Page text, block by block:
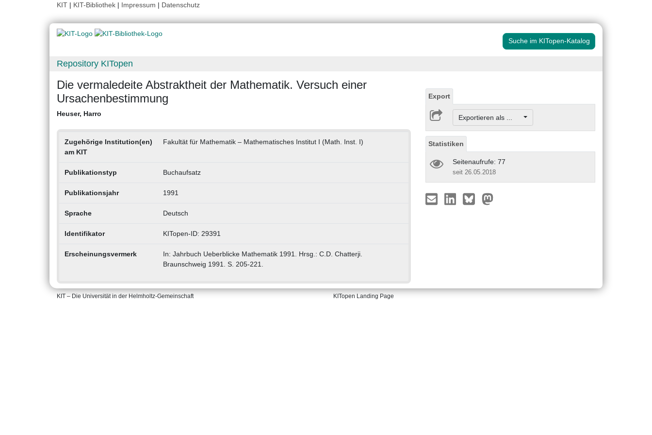
KIT | KIT-Bibliothek | Impressum | Datenschutz
Suche im KITopen-Katalog
Repository KITopen
Die vermaledeite Abstraktheit der Mathematik. Versuch einer
Ursachenbestimmung
Heuser, Harro
Zugehörige Institution(en)
am KIT
Fakultät für Mathematik – Mathematisches Institut I (Math. Inst. I)
Publikationstyp Buchaufsatz
Publikationsjahr 1991
Sprache Deutsch
Identifikator KITopen-ID: 29391
Erscheinungsvermerk
In: Jahrbuch Ueberblicke Mathematik 1991. Hrsg.: C.D. Chatterji.
Braunschweig 1991. S. 205-221.
Export
Exportieren als ...
Statistiken
Seitenaufrufe: 77
seit 26.05.2018
KIT – Die Universität in der Helmholtz-Gemeinschaft KITopen Landing Page